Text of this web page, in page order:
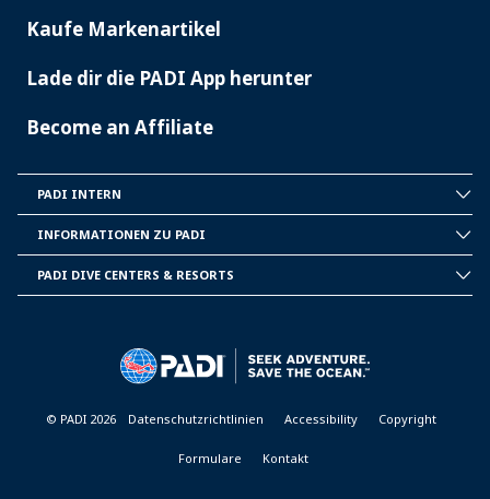
Kaufe Markenartikel
Lade dir die PADI App herunter
Become an Affiliate
PADI
PADI INTERN
INFORMATION
INFORMATIONEN ZU PADI
PADI DIVE CENTERS & RESORTS
© PADI 2026 Datenschutzrichtlinien Accessibility Copyright
Formulare Kontakt